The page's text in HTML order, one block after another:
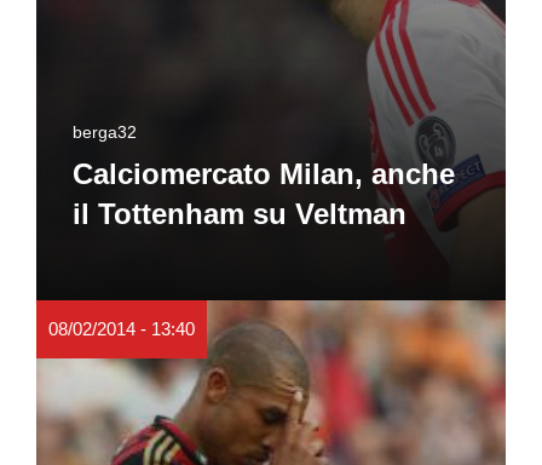
berga32
Calciomercato Milan, anche
il Tottenham su Veltman
08/02/2014 - 13:40